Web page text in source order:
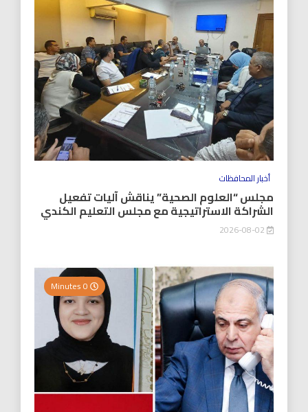
أخبار المحافظات
مجلس “العلوم الصحية” يناقش آليات تفعيل
الشراكة الاستراتيجية مع مجلس التعليم الكندي